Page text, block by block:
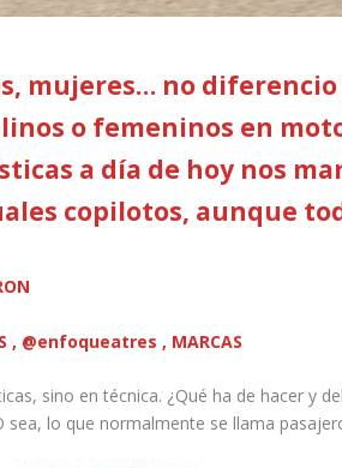
mujeres… no
o femeninos en
a día de hoy nos
copilotos, aunque
, @enfoqueatres , MARCAS
sino en técnica. ¿Qué ha de hacer y
sea, lo que normalmente se llama